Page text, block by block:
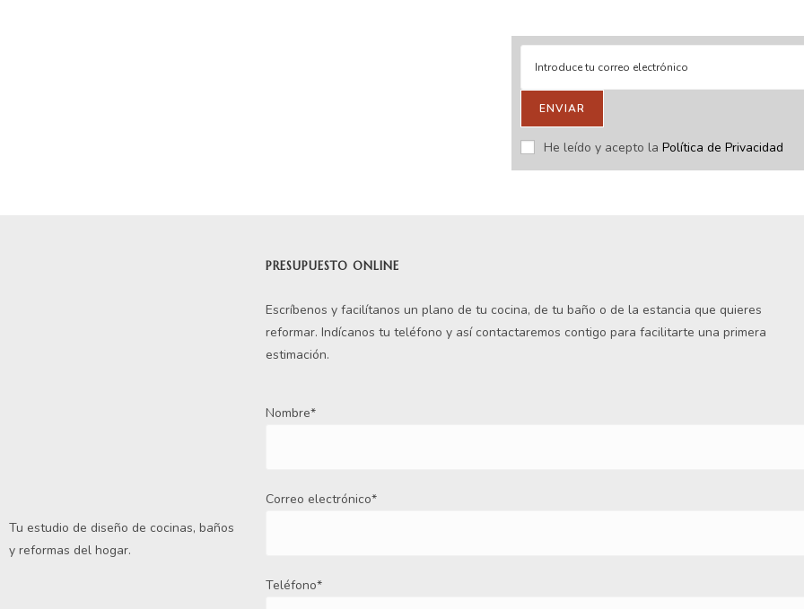
ENVIAR
He leído y acepto la Política de Privacidad
Tu estudio de diseño de cocinas, baños
y reformas del hogar.
PRESUPUESTO ONLINE
Escríbenos y facilítanos un plano de tu cocina, de tu baño o de la estancia que quieres
reformar. Indícanos tu teléfono y así contactaremos contigo para facilitarte una primera
estimación.
Nombre*
Correo electrónico*
Teléfono*